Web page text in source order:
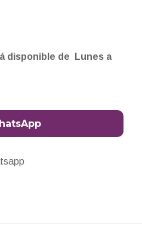
disponible de Lunes a